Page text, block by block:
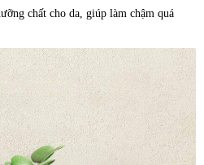
chất cho da, giúp làm chậm quá